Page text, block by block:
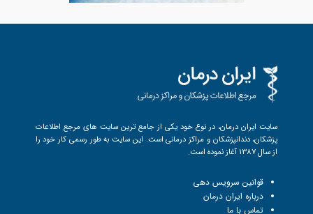
سایت ایران درمان، در نوع خود یکی از جامع ترین سایت های مرجع اطلاعات
پزشکان، دندانپزشکان و مراکز درمانی است. این سایت به طور رسمی کار خود را
از سال 1387 آغاز نموده است.
قوانین سرویس دهی
درباره ایران درمان
تماس با ما